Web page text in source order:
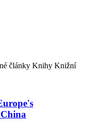
články Knihy Knižní